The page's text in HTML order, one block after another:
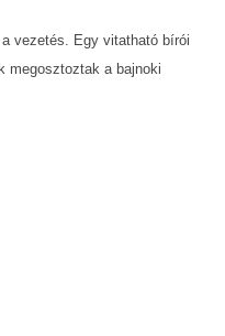
vezetés. Egy vitatható bírói
megosztoztak a bajnoki